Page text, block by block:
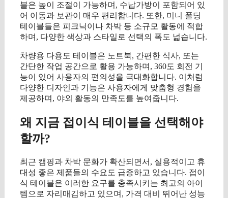
블은 높이 조절이 가능하며, 수납가방이 포함되어 있
어 이동과 보관이 매우 편리합니다. 또한, 미니 폴딩
테이블들은 피크닉이나 차박 등 소규모 활동에 적합
하며, 다양한 색상과 스타일로 선택의 폭도 넓습니다.
차량용 다용도 테이블은 노트북, 간편한 식사, 또는
간단한 작업 공간으로 활용 가능하며, 360도 회전 기
능이 있어 사용자의 편의성을 극대화합니다. 이처럼
다양한 디자인과 기능은 사용자에게 맞춤형 경험을
제공하며, 야외 활동의 만족도를 높여줍니다.
왜 지금 접이식 테이블을 선택해야
할까?
최근 캠핑과 차박 문화가 확산되면서, 실용적이고 휴
대성 좋은 제품들의 수요도 급증하고 있습니다. 접이
식 테이블은 이러한 요구를 충족시키는 최고의 아이
템으로 자리매김하고 있으며, 가격 대비 뛰어난 성능